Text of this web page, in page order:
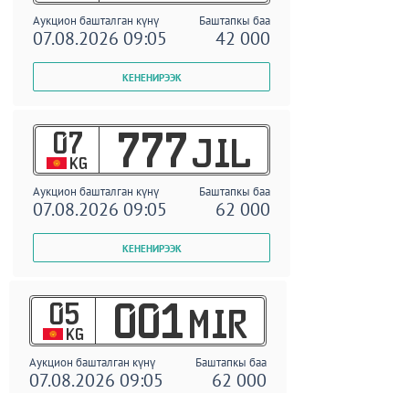
Аукцион башталган күнү Баштапкы баа
07.08.2026 09:05 42 000
07
KG 777 JIL
Аукцион башталган күнү Баштапкы баа
07.08.2026 09:05 62 000
05
KG 001 MIR
Аукцион башталган күнү Баштапкы баа
07.08.2026 09:05 62 000